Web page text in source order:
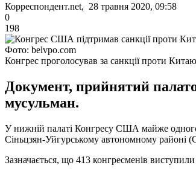
Корреспондент.net, 28 травня 2020, 09:58
0
198
Фото: belvpo.com
Конгрес проголосував за санкції проти Китаю
Документ, прийнятий
мусульман.
У нижній палаті Конгресу США майже
Сіньцзян-Уйгурському автономному районі
Зазначається, що 413 конгресменів